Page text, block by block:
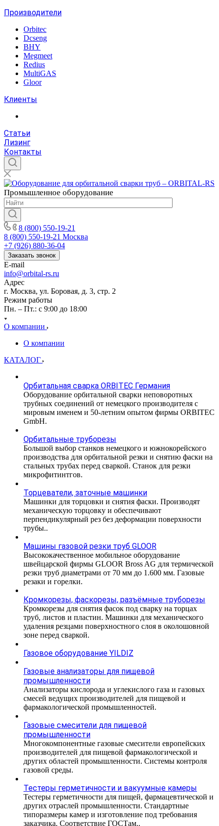
Производители
Orbitec
Dcseng
BHY
Megmeet
Redius
MultiGAS
Gloor
Клиенты
Статьи
Лизинг
Контакты
Промышленное оборудование
8 (800) 550-19-21
8 (800) 550-19-21 Москва
+7 (926) 880-36-04
Заказать звонок
E-mail
info@orbital-rs.ru
Адрес
г. Москва, ул. Боровая, д. 3, стр. 2
Режим работы
Пн. – Пт.: с 9:00 до 18:00
О компании
О компании
КАТАЛОГ
Орбитальная сварка ORBITEC Германия
Оборудование орбитальной сварки неповоротных
трубных соединений от немецкого производителя с
мировым именем и 50-летним опытом фирмы ORBITEC
GmbH.
Орбитальные труборезы
Большой выбор станков немецкого и южнокорейского
производства для орбитальной резки и снятию фаски на
стальных трубах перед сваркой. Станок для резки
микрофитинтгов.
Торцеватели, заточные машинки
Машинки для торцовки и снятия фаски. Производят
механическую торцовку и обеспечивают
перпендикулярный рез без деформации поверхности
трубы..
Машины газовой резки труб GLOOR
Высококачественное мобильное оборудование
швейцарской фирмы GLOOR Bross AG для термической
резки труб диаметрами от 70 мм до 1.600 мм. Газовые
резаки и горелки.
Кромкорезы, фаскорезы, разъёмные труборезы
Кромкорезы для снятия фасок под сварку на торцах
труб, листов и пластин. Машинки для механического
удаления резцами поверхностного слоя в околошовной
зоне перед сваркой.
Газовое оборудование YILDIZ
Газовые анализаторы для пищевой
промышленности
Анализаторы кислорода и углекислого газа и газовых
смесей ведущих производителей для пищевой и
фармакологической промышленностей.
Газовые смесители для пищевой
промышленности
Многокомпонентные газовые смесители европейских
производителей для пищевой фармакологической и
других областей промышленности. Системы контроля
газовой среды.
Тестеры герметичности и вакуумные камеры
Тестеры герметичности для пищей, фармацевтической и
других отраслей промышленности. Стандартные
типоразмеры камер и изготовление под требования
заказчика. Соответствие ГОСТам..